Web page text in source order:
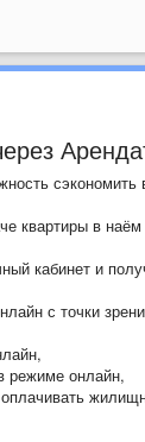
квартиры в
кабинет и
с точки
режиме онлайн,